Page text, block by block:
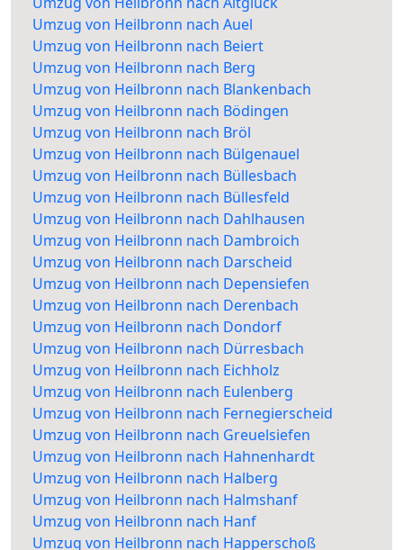
Umzug von Heilbronn nach Auel
Umzug von Heilbronn nach Beiert
Umzug von Heilbronn nach Berg
Umzug von Heilbronn nach Blankenbach
Umzug von Heilbronn nach Bödingen
Umzug von Heilbronn nach Bröl
Umzug von Heilbronn nach Bülgenauel
Umzug von Heilbronn nach Büllesbach
Umzug von Heilbronn nach Büllesfeld
Umzug von Heilbronn nach Dahlhausen
Umzug von Heilbronn nach Dambroich
Umzug von Heilbronn nach Darscheid
Umzug von Heilbronn nach Depensiefen
Umzug von Heilbronn nach Derenbach
Umzug von Heilbronn nach Dondorf
Umzug von Heilbronn nach Dürresbach
Umzug von Heilbronn nach Eichholz
Umzug von Heilbronn nach Eulenberg
Umzug von Heilbronn nach Fernegierscheid
Umzug von Heilbronn nach Greuelsiefen
Umzug von Heilbronn nach Hahnenhardt
Umzug von Heilbronn nach Halberg
Umzug von Heilbronn nach Halmshanf
Umzug von Heilbronn nach Hanf
Umzug von Heilbronn nach Happerschoß